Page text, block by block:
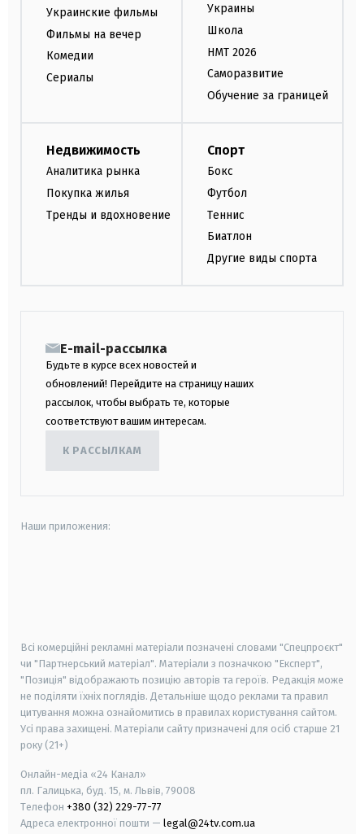
Украинские фильмы
Фильмы на вечер
Комедии
Сериалы
Украины
Школа
НМТ 2026
Саморазвитие
Обучение за границей
Недвижимость
Аналитика рынка
Покупка жилья
Тренды и вдохновение
Спорт
Бокс
Футбол
Теннис
Биатлон
Другие виды спорта
E-mail-рассылка
Будьте в курсе всех новостей и
обновлений! Перейдите на страницу наших
рассылок, чтобы выбрать те, которые
соответствуют вашим интересам.
К РАССЫЛКАМ
Наши приложения:
Всі комерційні рекламні матеріали позначені словами "Спецпроєкт"
чи "Партнерський матеріал". Матеріали з позначкою "Експерт",
"Позиція" відображають позицію авторів та героїв. Редакція може
не поділяти їхніх поглядів. Детальніше щодо реклами та правил
цитування можна ознайомитись в правилах користування сайтом.
Усі права захищені. Матеріали сайту призначені для осіб старше 21
року (21+)
Онлайн-медіа «24 Канал»
пл. Галицька, буд. 15, м. Львів, 79008
Телефон +380 (32) 229-77-77
Адреса електронної пошти — legal@24tv.com.ua